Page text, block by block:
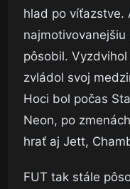
hlad po víťazstve.
pôsobil. Vyzdvihol
zvládol svoj
Hoci bol počas
Neon, po
hrať aj Jett,
FUT tak stále